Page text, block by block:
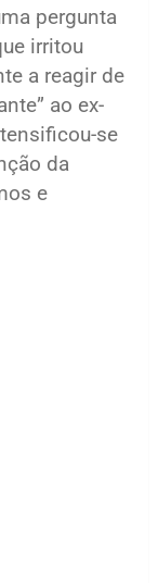
pergunta
irritou
a reagir de
ao ex-
se
da
e